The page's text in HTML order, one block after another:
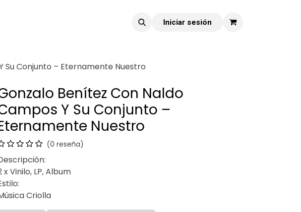
Iniciar sesión
Su Conjunto – Eternamente Nuestro
Benítez Con Naldo
Y Su Conjunto –
Nuestro
(0 reseña)
x Vinilo, LP, Album
Criolla